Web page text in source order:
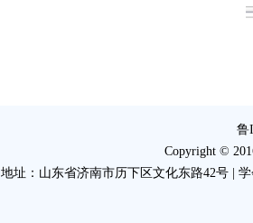
鲁
Copyright ©
地址：山东省济南市历下区文化东路42号 | 学